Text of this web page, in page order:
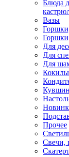
Блюда
Вазы
Для
Для
Для
Прочее
Свечи,